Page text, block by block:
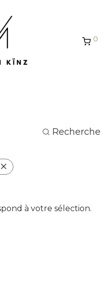
0
Recherche
à votre sélection.